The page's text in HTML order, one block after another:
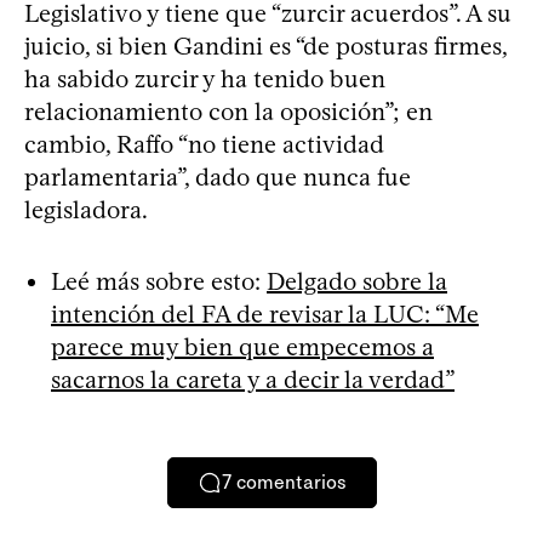
Legislativo y tiene que “zurcir acuerdos”. A su
juicio, si bien Gandini es “de posturas firmes,
ha sabido zurcir y ha tenido buen
relacionamiento con la oposición”; en
cambio, Raffo “no tiene actividad
parlamentaria”, dado que nunca fue
legisladora.
Leé más sobre esto: Delgado sobre la
intención del FA de revisar la LUC: “Me
parece muy bien que empecemos a
sacarnos la careta y a decir la verdad”
7 comentarios